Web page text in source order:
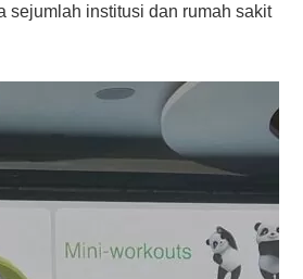
sejumlah institusi dan rumah sakit